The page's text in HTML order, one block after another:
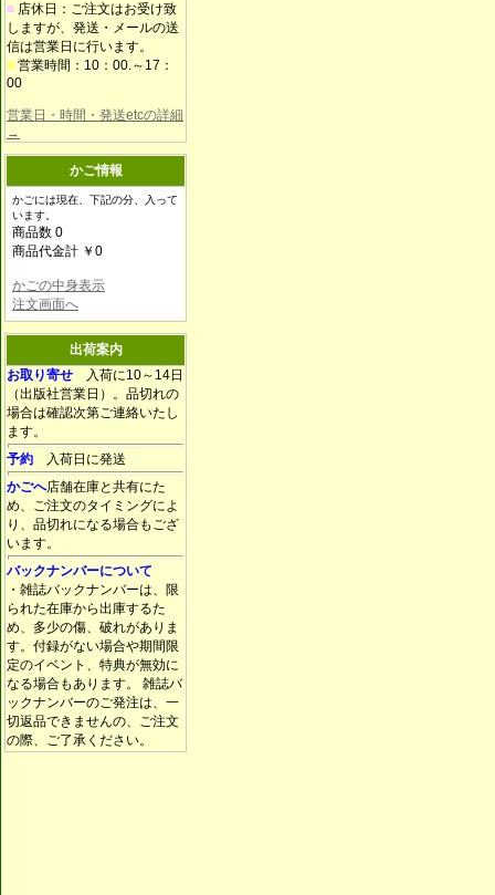
■ 店休日：ご注文はお受け致
しますが、発送・メールの送
信は営業日に行います。
■ 営業時間：10：00.～17：
00
営業日・時間・発送etcの詳細
→
かご情報
かごには現在、下記の分、入って
います。
商品数 0
商品代金計 ￥0
かごの中身表示
注文画面へ
出荷案内
お取り寄せ 入荷に10～14日
（出版社営業日）。品切れの
場合は確認次第ご連絡いたし
ます。
予約 入荷日に発送
かごへ店舗在庫と共有にた
め、ご注文のタイミングによ
り、品切れになる場合もござ
います。
バックナンバーについて
・雑誌バックナンバーは、限
られた在庫から出庫するた
め、多少の傷、破れがありま
す。付録がない場合や期間限
定のイベント、特典が無効に
なる場合もあります。 雑誌バ
ックナンバーのご発注は、一
切返品できませんの、ご注文
の際、ご了承ください。